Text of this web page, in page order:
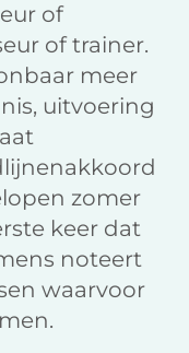
of
of trainer.
meer
uitvoering
zomer
keer dat
noteert
waarvoor